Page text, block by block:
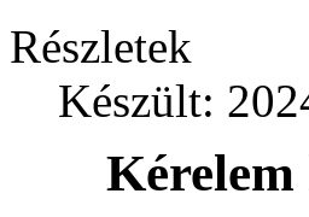
Részletek
Készült: